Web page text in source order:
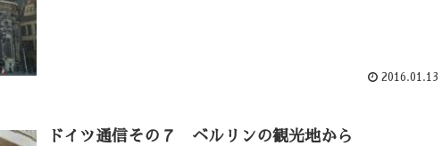
2016.01.13
ドイツ通信その７ ベルリンの観光地から